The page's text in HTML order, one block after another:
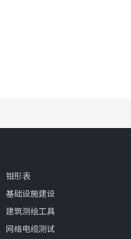
钳形表
基础设施建设
建筑测绘工具
网络电缆测试